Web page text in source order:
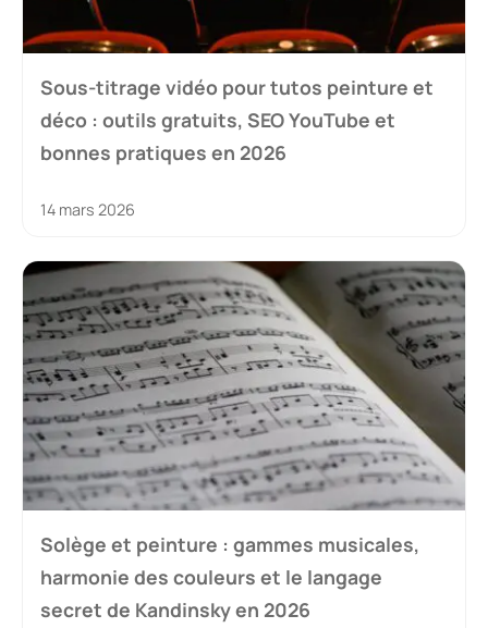
Sous-titrage vidéo pour tutos peinture et
déco : outils gratuits, SEO YouTube et
bonnes pratiques en 2026
14 mars 2026
Solège et peinture : gammes musicales,
harmonie des couleurs et le langage
secret de Kandinsky en 2026